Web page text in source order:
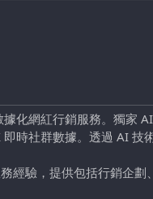
化網紅行銷服務。獨家
時社群數據。透過 AI
經驗，提供包括行銷企